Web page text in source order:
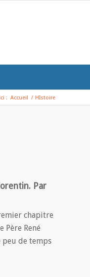
: Accueil / HIstoire
Par
chapitre
René
peu de temps